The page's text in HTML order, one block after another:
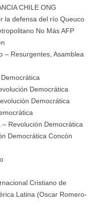
CHILE ONG
la defensa del río Queuco
No Más AFP
– Resurgentes, Asamblea
Democrática
Democrática
Revolución Democrática
Democrática Concón
Cristiano de
Latina (Oscar Romero-